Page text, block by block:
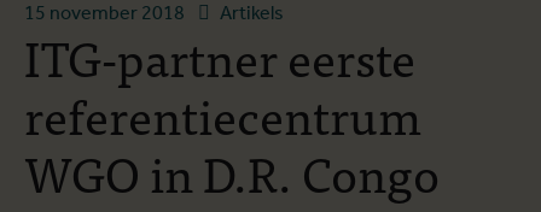
15 november 2018 Artikels
ITG-partner eerste
referentiecentrum
WGO in D.R. Congo